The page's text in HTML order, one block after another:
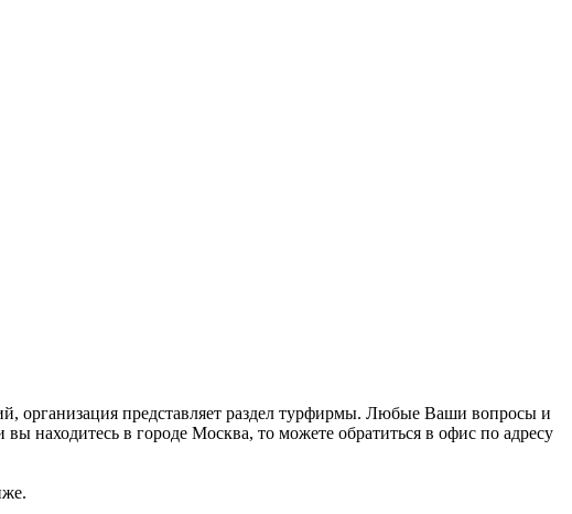
организация представляет раздел турфирмы. Любые Ваши вопросы и
находитесь в городе Москва, то можете обратиться в офис по адресу